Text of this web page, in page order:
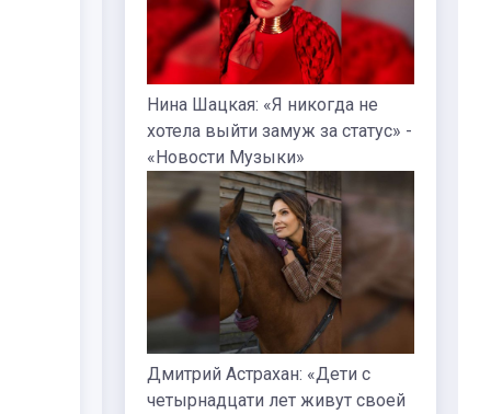
Нина Шацкая: «Я никогда не
хотела выйти замуж за статус» -
«Новости Музыки»
Дмитрий Астрахан: «Дети с
четырнадцати лет живут своей